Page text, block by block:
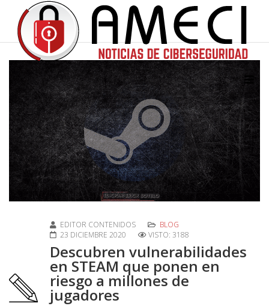
EDITOR CONTENIDOS
BLOG
23 DICIEMBRE 2020
VISTO: 3188
Descubren vulnerabilidades
en STEAM que ponen en
riesgo a millones de
jugadores